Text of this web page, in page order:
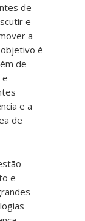
de
e
a
objetivo é
de
e a
de
e